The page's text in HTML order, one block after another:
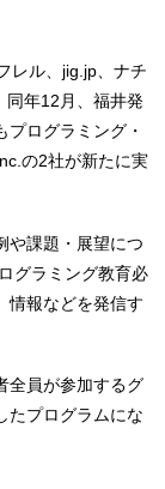
レル、jig.jp、ナチ
同年12月、福井発
ログラミング・
の2社が新たに実
や課題・展望につ
グラミング教育必
情報などを発信す
全員が参加するグ
たプログラムにな